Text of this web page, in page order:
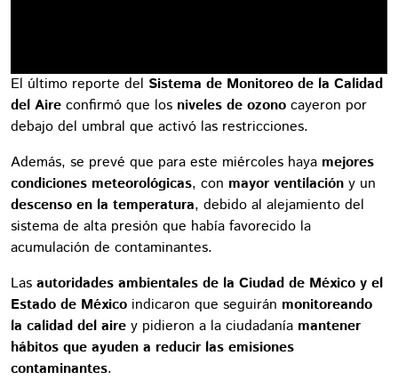
El último reporte del Sistema de Monitoreo de la Calidad
del Aire confirmó que los niveles de ozono cayeron por
debajo del umbral que activó las restricciones.
Además, se prevé que para este miércoles haya mejores
condiciones meteorológicas, con mayor ventilación y un
descenso en la temperatura, debido al alejamiento del
sistema de alta presión que había favorecido la
acumulación de contaminantes.
Las autoridades ambientales de la Ciudad de México y el
Estado de México indicaron que seguirán monitoreando
la calidad del aire y pidieron a la ciudadanía mantener
hábitos que ayuden a reducir las emisiones
contaminantes.